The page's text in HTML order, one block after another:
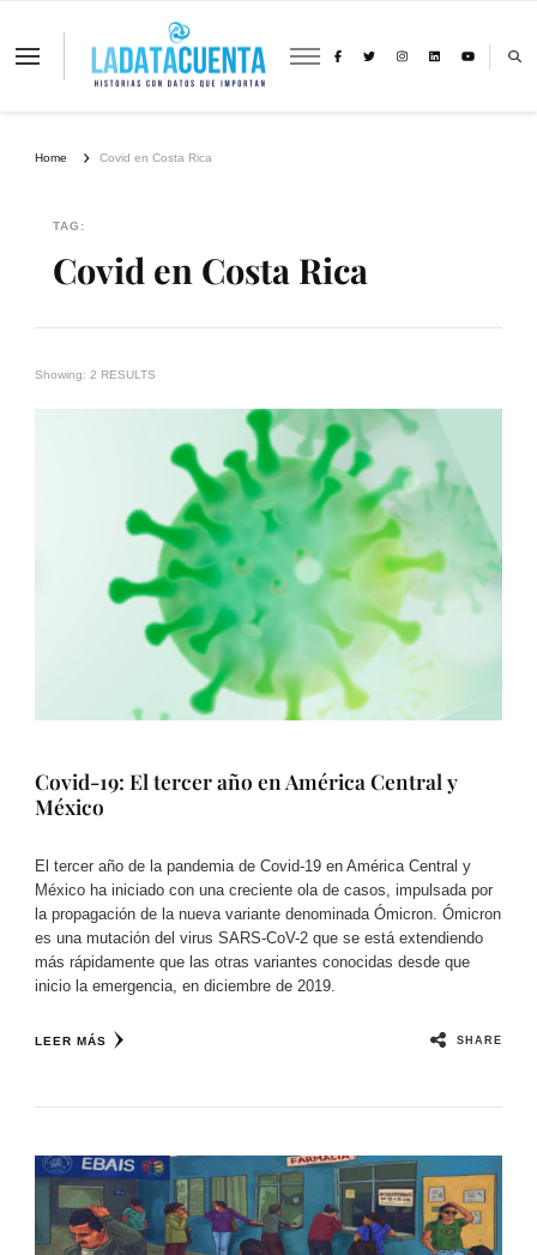
La Data Cuenta es una plataforma
Home Covid en Costa Rica
TAG:
Covid en Costa Rica
Showing: 2 RESULTS
Covid-19: El tercer año en América Central y
México
El tercer año de la pandemia de Covid-19 en América Central y
México ha iniciado con una creciente ola de casos, impulsada por
la propagación de la nueva variante denominada Ómicron. Ómicron
es una mutación del virus SARS-CoV-2 que se está extendiendo
más rápidamente que las otras variantes conocidas desde que
inicio la emergencia, en diciembre de 2019.
LEER MÁS SHARE